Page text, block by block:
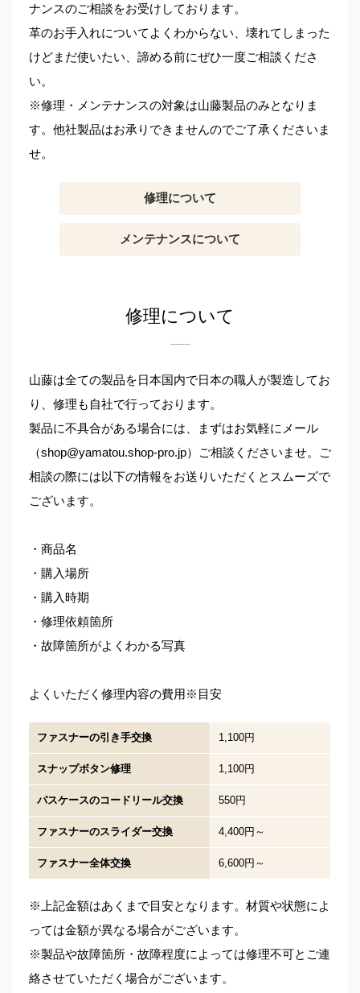
ナンスのご相談をお受けしております。
革のお手入れについてよくわからない、壊れてしまった
けどまだ使いたい、諦める前にぜひ一度ご相談くださ
い。
※修理・メンテナンスの対象は山藤製品のみとなりま
す。他社製品はお承りできませんのでご了承くださいま
せ。
修理について
メンテナンスについて
修理について
山藤は全ての製品を日本国内で日本の職人が製造してお
り、修理も自社で行っております。
製品に不具合がある場合には、まずはお気軽にメール
（shop@yamatou.shop-pro.jp）ご相談くださいませ。ご
相談の際には以下の情報をお送りいただくとスムーズで
ございます。
・商品名
・購入場所
・購入時期
・修理依頼箇所
・故障箇所がよくわかる写真
よくいただく修理内容の費用※目安
ファスナーの引き手交換 1,100円
スナップボタン修理 1,100円
パスケースのコードリール交換 550円
ファスナーのスライダー交換 4,400円～
ファスナー全体交換 6,600円～
※上記金額はあくまで目安となります。材質や状態によ
っては金額が異なる場合がございます。
※製品や故障箇所・故障程度によっては修理不可とご連
絡させていただく場合がございます。